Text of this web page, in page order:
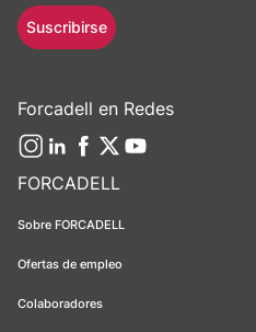
FORCADELL
Sobre FORCADELL
Ofertas de empleo
Colaboradores
Suscribirse
Forcadell en Redes